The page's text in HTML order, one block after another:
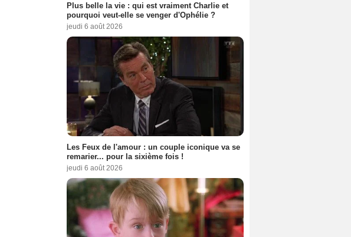
Plus belle la vie : qui est vraiment Charlie et
pourquoi veut-elle se venger d'Ophélie ?
jeudi 6 août 2026
Les Feux de l'amour : un couple iconique va se
remarier... pour la sixième fois !
jeudi 6 août 2026